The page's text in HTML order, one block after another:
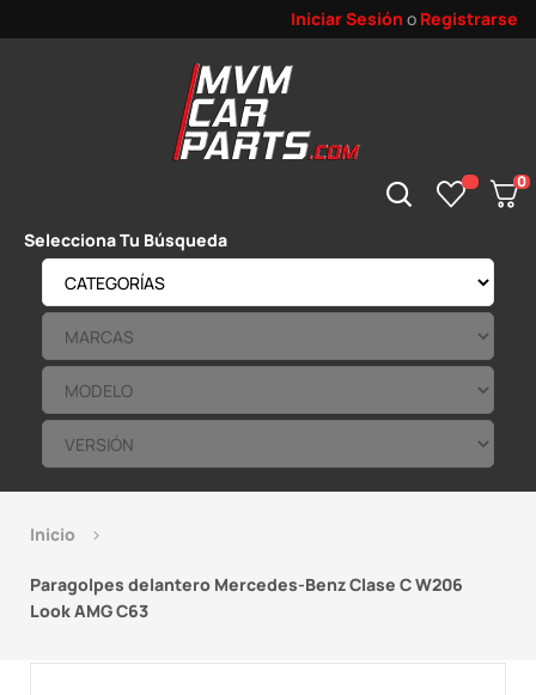
Iniciar Sesión o Registrarse
0
Selecciona Tu Búsqueda
Inicio
Paragolpes delantero Mercedes-Benz Clase C W206
Look AMG C63